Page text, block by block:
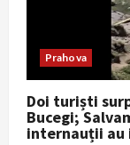
Prahova
Doi turiști
Bucegi;
internauții au